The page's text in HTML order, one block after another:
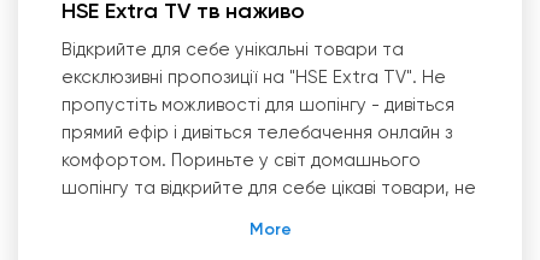
HSE Extra TV тв наживо
Відкрийте для себе унікальні товари та
ексклюзивні пропозиції на "HSE Extra TV". Не
пропустіть можливості для шопінгу - дивіться
прямий ефір і дивіться телебачення онлайн з
комфортом. Пориньте у світ домашнього
шопінгу та відкрийте для себе цікаві товари, не